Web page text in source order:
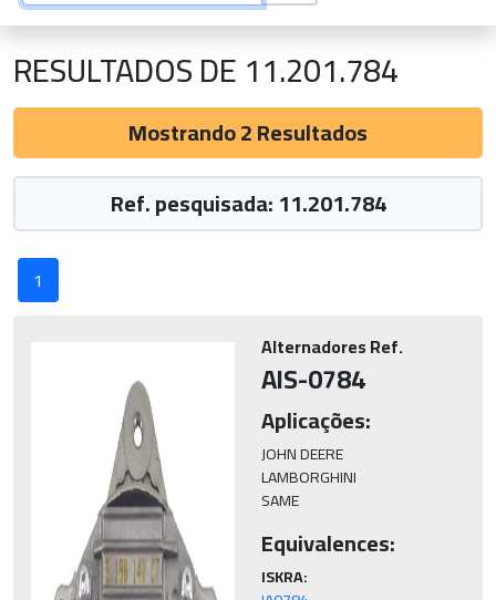
RESULTADOS DE 11.201.784
Mostrando 2 Resultados
Ref. pesquisada: 11.201.784
1
Alternadores Ref.
AIS-0784
Aplicações:
JOHN DEERE
LAMBORGHINI
SAME
Equivalences:
ISKRA: